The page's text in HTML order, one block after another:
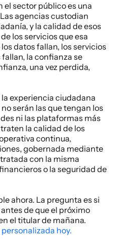
el sector público es una
agencias custodian
y la calidad de esos
los servicios que esa
datos fallan, los servicios
la confianza se
una vez perdida,
experiencia ciudadana
serán las que tengan los
ni las plataformas más
la calidad de los
continua,
gobernada mediante
con la misma
o la seguridad de
ahora. La pregunta es si
de que el próximo
hoy.